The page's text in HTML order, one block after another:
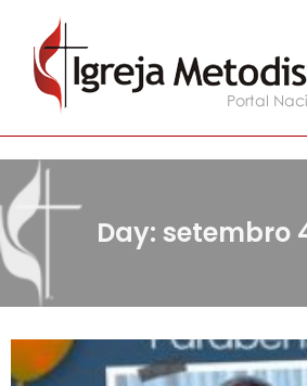
Day: setembro